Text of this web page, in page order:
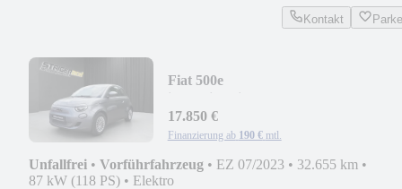
Kontakt
Fiat 500e
Verfügbar+
17.850 €
Finanzierung ab 190 € mtl.
Unfallfrei • Vorführfahrzeug • EZ 07/2023 • 32.655 km •
87 kW (118 PS) • Elektro